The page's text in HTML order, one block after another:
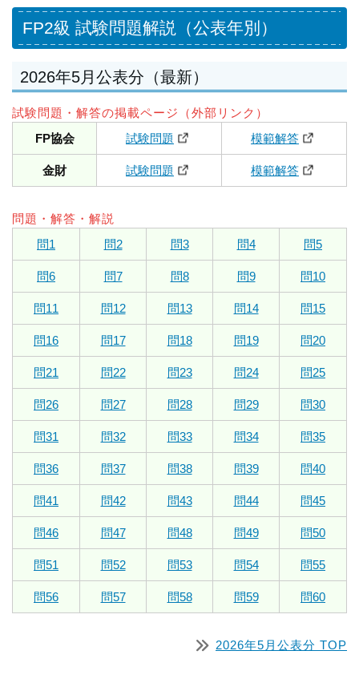
FP2級 試験問題解説（公表年別）
2026年5月公表分（最新）
試験問題・解答の掲載ページ（外部リンク）
FP協会
試験問題 模範解答
金財 試験問題 模範解答
問題・解答・解説
問1
問2 問3 問4 問5
問6 問7 問8 問9 問10
問11 問12 問13 問14 問15
問16 問17 問18 問19 問20
問21 問22 問23 問24 問25
問26 問27 問28 問29 問30
問31 問32 問33 問34 問35
問36 問37 問38 問39 問40
問41 問42 問43 問44 問45
問46 問47 問48 問49 問50
問51 問52 問53 問54 問55
問56 問57 問58 問59 問60
2026年5月公表分 TOP